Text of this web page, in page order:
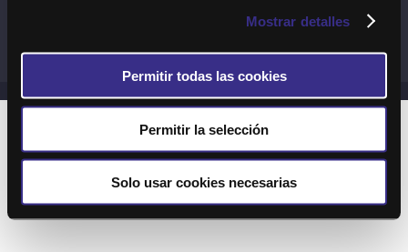
Mostrar detalles
Permitir todas las cookies
Permitir la selección
Solo usar cookies necesarias
Preguntas Frecuentes